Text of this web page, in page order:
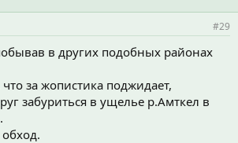
#29
в других подобных районах
за жопистика поджидает,
забуриться в ущелье р.Амткел в